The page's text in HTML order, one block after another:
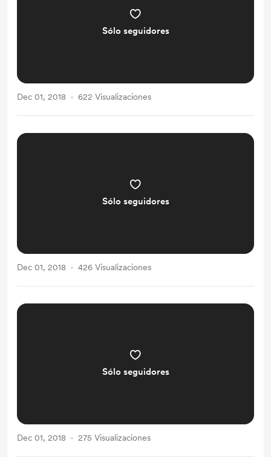
Sólo seguidores
Dec 01, 2018 622 Visualizaciones
Sólo seguidores
Dec 01, 2018 426 Visualizaciones
Sólo seguidores
Dec 01, 2018 275 Visualizaciones